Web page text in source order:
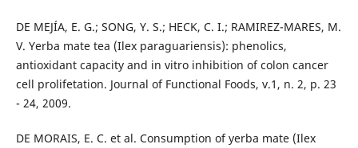
DE MEJÍA, E. G.; SONG, Y. S.; HECK, C. I.; RAMIREZ-MARES, M.
V. Yerba mate tea (Ilex paraguariensis): phenolics,
antioxidant capacity and in vitro inhibition of colon cancer
cell prolifetation. Journal of Functional Foods, v.1, n. 2, p. 23
- 24, 2009.
DE MORAIS, E. C. et al. Consumption of yerba mate (Ilex